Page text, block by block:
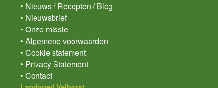
• Nieuws / Recepten / Blog
• Nieuwsbrief
• Onze missie
• Algemene voorwaarden
• Cookie statement
• Privacy Statement
• Contact